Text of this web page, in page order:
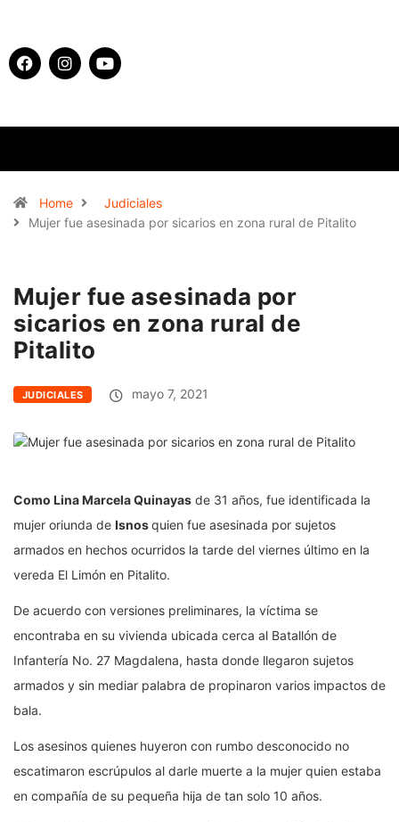
Home
Judiciales
Mujer fue asesinada por sicarios en zona rural de Pitalito
Mujer fue asesinada por
sicarios en zona rural de
Pitalito
JUDICIALES mayo 7, 2021
Como Lina Marcela Quinayas de 31 años, fue identificada la
mujer oriunda de Isnosquien fue asesinada por sujetos
armados en hechos ocurridos la tarde del viernes último en la
vereda El Limón en Pitalito.
De acuerdo con versiones preliminares, la víctima se
encontraba en su vivienda ubicada cerca al Batallón de
Infantería No. 27 Magdalena, hasta donde llegaron sujetos
armados y sin mediar palabra de propinaron varios impactos de
bala.
Los asesinos quienes huyeron con rumbo desconocido no
escatimaron escrúpulos al darle muerte a la mujer quien estaba
en compañía de su pequeña hija de tan solo 10 años.